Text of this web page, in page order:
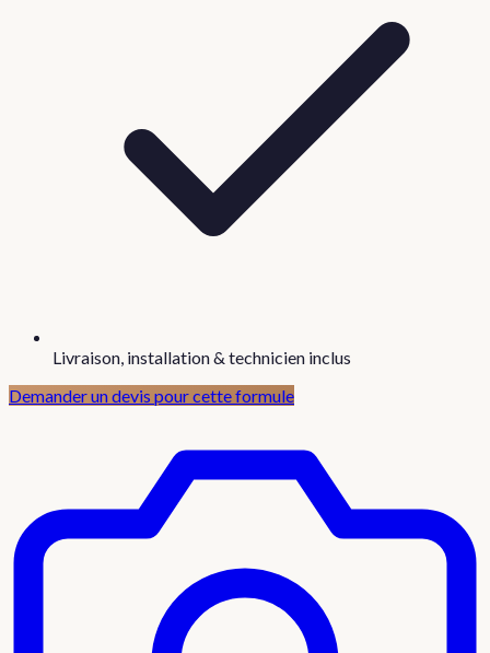
Livraison, installation & technicien inclus
Demander un devis pour cette formule